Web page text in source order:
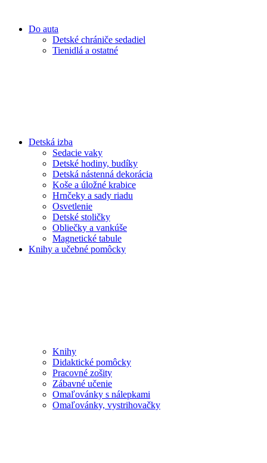
Do auta
Detské chrániče sedadiel
Tienidlá a ostatné
Detská izba
Sedacie vaky
Detské hodiny, budíky
Detská nástenná dekorácia
Koše a úložné krabice
Hrnčeky a sady riadu
Osvetlenie
Detské stoličky
Obliečky a vankúše
Magnetické tabule
Knihy a učebné pomôcky
Knihy
Didaktické pomôcky
Pracovné zošity
Zábavné učenie
Omaľovánky s nálepkami
Omaľovánky, vystrihovačky